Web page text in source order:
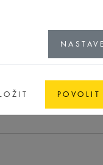
POVOLIT